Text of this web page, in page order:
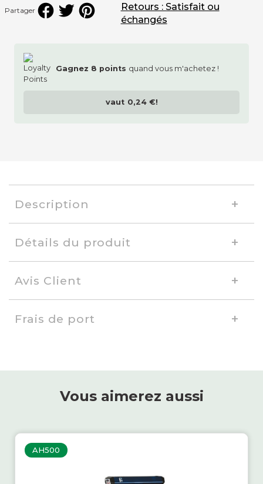
Partager
Gagnez 8 points quand vous m'achetez !
vaut 0,24 €!
Retours : Satisfait ou
échangés
Description
Détails du produit
Avis Client
Frais de port
Vous aimerez aussi
AH500